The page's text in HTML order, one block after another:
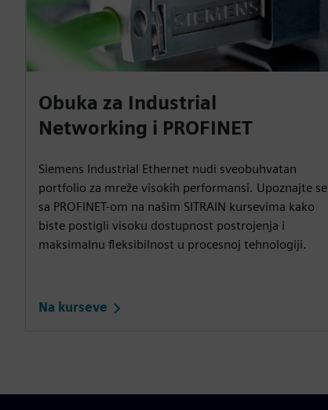
Obuka za Industrial
Networking i PROFINET
Siemens Industrial Ethernet nudi sveobuhvatan
portfolio za mreže visokih performansi. Upoznajte se
sa PROFINET-om na našim SITRAIN kursevima kako
biste postigli visoku dostupnost postrojenja i
maksimalnu fleksibilnost u procesnoj tehnologiji.
Na kurseve